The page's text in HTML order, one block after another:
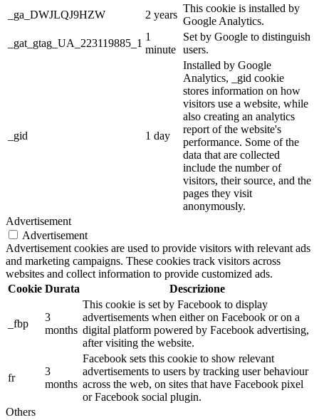
_ga_DWJLQJ9HZW
2 years
This cookie is installed by
Google Analytics.
_gat_gtag_UA_223119885_1
1
minute
Set by Google to distinguish
users.
_gid 1 day
Installed by Google
Analytics, _gid cookie
stores information on how
visitors use a website, while
also creating an analytics
report of the website's
performance. Some of the
data that are collected
include the number of
visitors, their source, and the
pages they visit
anonymously.
Advertisement
Advertisement
Advertisement cookies are used to provide visitors with relevant ads
and marketing campaigns. These cookies track visitors across
websites and collect information to provide customized ads.
Cookie Durata Descrizione
_fbp
3
months
This cookie is set by Facebook to display
advertisements when either on Facebook or on a
digital platform powered by Facebook advertising,
after visiting the website.
fr
3
months
Facebook sets this cookie to show relevant
advertisements to users by tracking user behaviour
across the web, on sites that have Facebook pixel
or Facebook social plugin.
Others